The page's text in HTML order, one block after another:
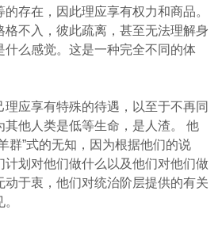
存在，因此理应享有权力和商品。
格不入，彼此疏离，甚至无法理解身
什么感觉。这是一种完全不同的体
应享有特殊的待遇，以至于不再同
其他人类是低等生命，是人渣。 他
群”式的无知，因为根据他们的说
计划对他们做什么以及他们对他们做
动于衷，他们对统治阶层提供的有关